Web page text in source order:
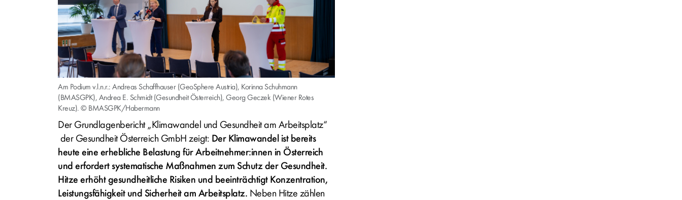
Am Podium v.l.n.r.: Andreas Schaffhauser (GeoSphere Austria), Korinna Schuhmann
(BMASGPK), Andrea E. Schmidt (Gesundheit Österreich), Georg Geczek (Wiener Rotes
Kreuz). © BMASGPK/Habermann
Der Grundlagenbericht „Klimawandel und Gesundheit am Arbeitsplatz“
der Gesundheit Österreich GmbH zeigt: Der Klimawandel ist bereits
heute eine erhebliche Belastung für Arbeitnehmer:innen in Österreich
und erfordert systematische Maßnahmen zum Schutz der Gesundheit.
Hitze erhöht gesundheitliche Risiken und beeinträchtigt Konzentration,
Leistungsfähigkeit und Sicherheit am Arbeitsplatz. Neben Hitze zählen